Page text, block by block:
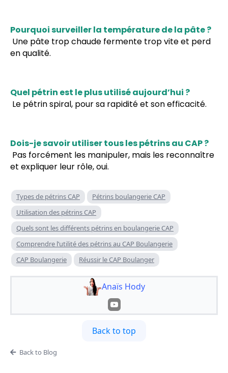
Pourquoi surveiller la température de la pâte ?
Une pâte trop chaude fermente trop vite et perd
en qualité.
Quel pétrin est le plus utilisé aujourd’hui ?
Le pétrin spiral, pour sa rapidité et son efficacité.
Dois-je savoir utiliser tous les pétrins au CAP ?
Pas forcément les manipuler, mais les reconnaître
et expliquer leur rôle, oui.
Types de pétrins CAP
Pétrins boulangerie CAP
Utilisation des pétrins CAP
Quels sont les différents pétrins en boulangerie CAP
Comprendre l’utilité des pétrins au CAP Boulangerie
CAP Boulangerie
Réussir le CAP Boulanger
Anaïs Hody
Back to top
Back to Blog